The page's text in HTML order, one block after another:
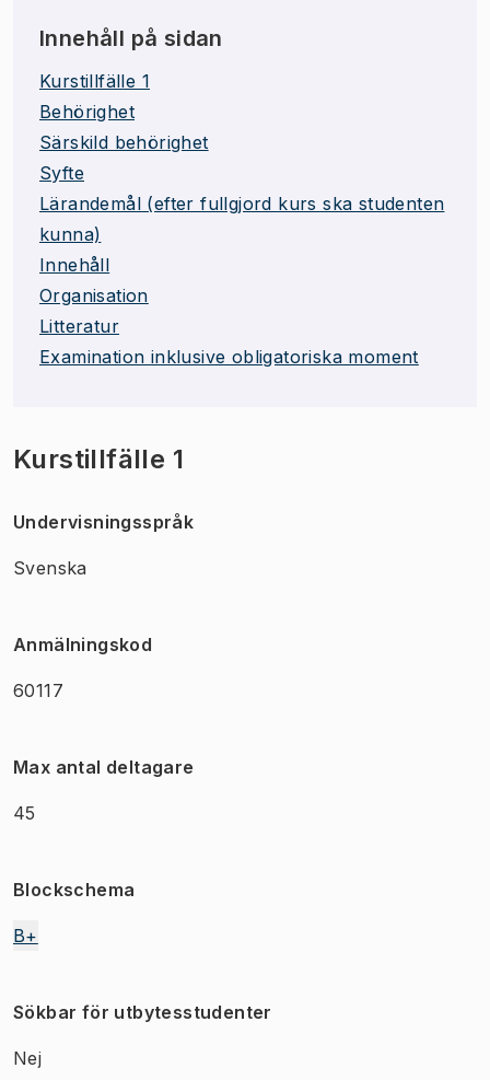
Innehåll på sidan
Kurstillfälle 1
Behörighet
Särskild behörighet
Syfte
Lärandemål (efter fullgjord kurs ska studenten
kunna)
Innehåll
Organisation
Litteratur
Examination inklusive obligatoriska moment
Kurstillfälle 1
Undervisningsspråk
Svenska
Anmälningskod
60117
Max antal deltagare
45
Blockschema
B+
Sökbar för utbytesstudenter
Nej